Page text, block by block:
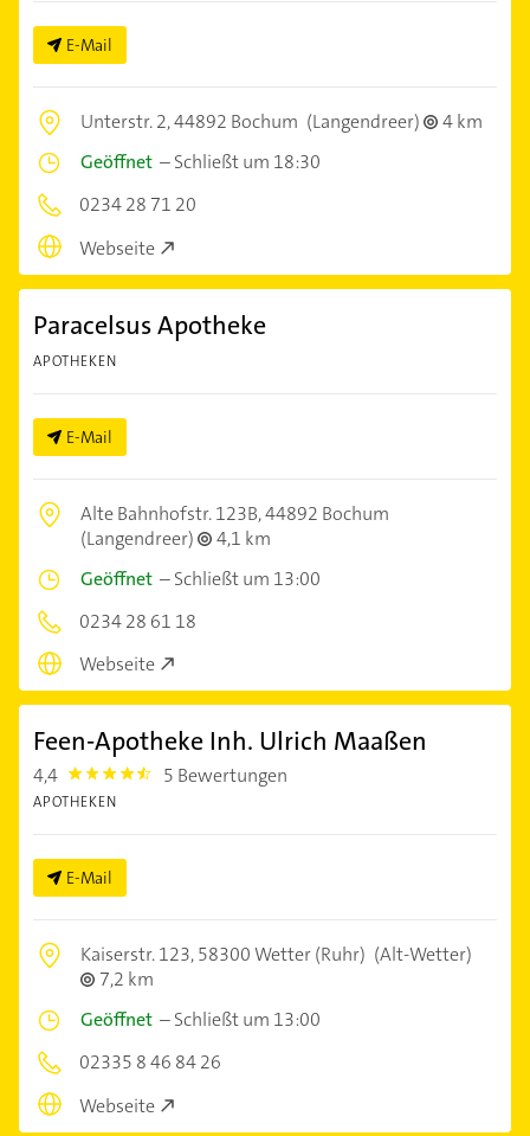
E-Mail
Unterstr. 2,44892 Bochum (Langendreer)
4 km
Geöffnet –Schließt um 18:30
0234 28 71 20
Webseite
Paracelsus Apotheke
APOTHEKEN
E-Mail
Alte Bahnhofstr. 123B,44892 Bochum
(Langendreer)
4,1 km
Geöffnet –Schließt um 13:00
0234 28 61 18
Webseite
Feen-Apotheke Inh. Ulrich Maaßen
4,4 4.4 5 Bewertungen
APOTHEKEN
E-Mail
Kaiserstr. 123,58300 Wetter (Ruhr) (Alt-Wetter)
7,2 km
Geöffnet –Schließt um 13:00
02335 8 46 84 26
Webseite